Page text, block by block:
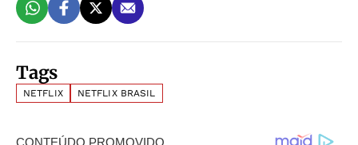
Tags
NETFLIX NETFLIX BRASIL